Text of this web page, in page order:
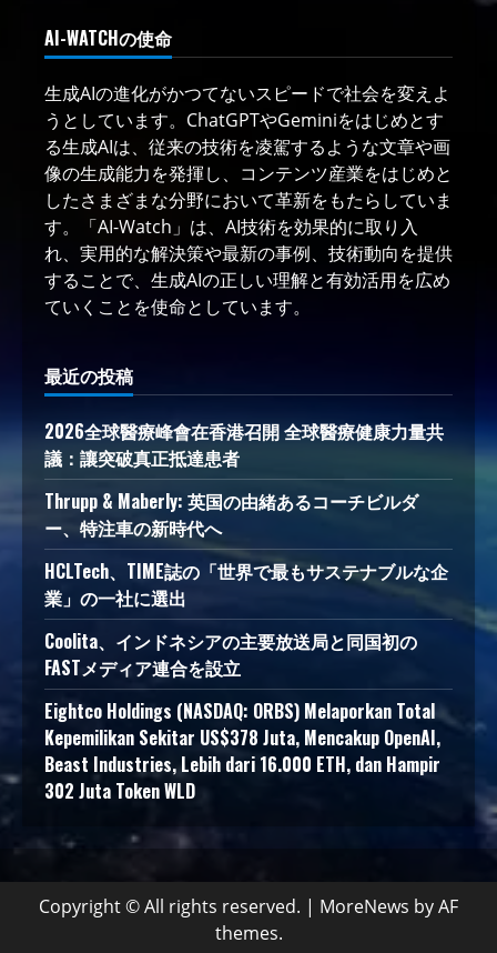
AI-WATCHの使命
生成AIの進化がかつてないスピードで社会を変えよ
うとしています。ChatGPTやGeminiをはじめとす
る生成AIは、従来の技術を凌駕するような文章や画
像の生成能力を発揮し、コンテンツ産業をはじめと
したさまざまな分野において革新をもたらしていま
す。「AI-Watch」は、AI技術を効果的に取り入
れ、実用的な解決策や最新の事例、技術動向を提供
することで、生成AIの正しい理解と有効活用を広め
ていくことを使命としています。
最近の投稿
2026全球醫療峰會在香港召開 全球醫療健康力量共
議：讓突破真正抵達患者
Thrupp & Maberly: 英国の由緒あるコーチビルダ
ー、特注車の新時代へ
HCLTech、TIME誌の「世界で最もサステナブルな企
業」の一社に選出
Coolita、インドネシアの主要放送局と同国初の
FASTメディア連合を設立
Eightco Holdings (NASDAQ: ORBS) Melaporkan Total
Kepemilikan Sekitar US$378 Juta, Mencakup OpenAI,
Beast Industries, Lebih dari 16.000 ETH, dan Hampir
302 Juta Token WLD
Copyright © All rights reserved. | MoreNews by AF
themes.